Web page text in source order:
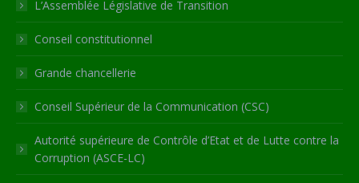
new
window
new
window
new
window
new
window
in
new
L’Assemblée Législative de Transition
Conseil constitutionnel
Grande chancellerie
Conseil Supérieur de la Communication (CSC)
Autorité supérieure de Contrôle d’Etat et de Lutte contre la
Corruption (ASCE-LC)